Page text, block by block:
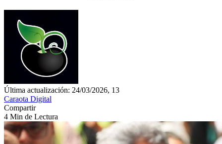
Última actualización: 24/03/2026, 13
Caraota Digital
Compartir
4 Min de Lectura